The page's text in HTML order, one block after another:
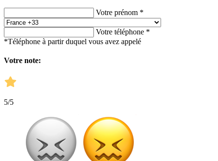
Votre prénom *
Votre téléphone *
*Téléphone à partir duquel vous avez appelé
Votre note:
5/5